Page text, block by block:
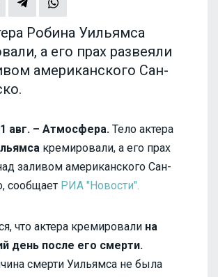
Робина Уильямса
а его прах развеяли
американского Сан-
авг. – Атмосфера. Тело актера
кремировали, а его прах
заливом американского Сан-
сообщает РИА "Новости".
что актера кремировали на
день после его смерти.
смерти Уильямса не была